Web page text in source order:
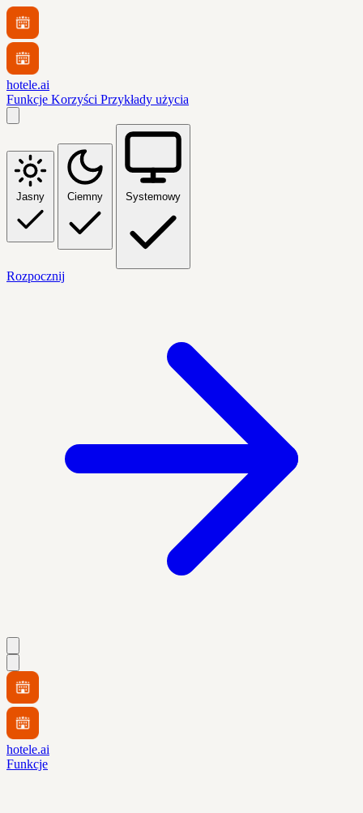
hotele.ai
Funkcje Korzyści Przykłady użycia
Jasny Ciemny Systemowy
Rozpocznij
hotele.ai
Funkcje